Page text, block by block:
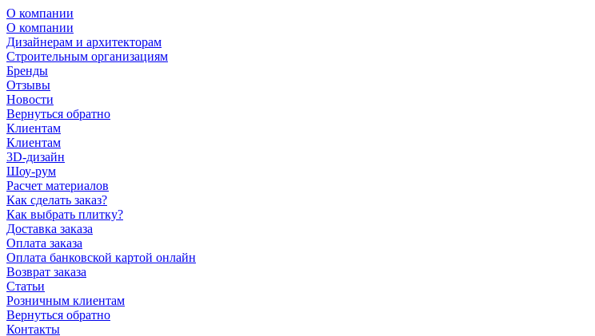
О компании
О компании
Дизайнерам и архитекторам
Строительным организациям
Бренды
Отзывы
Новости
Вернуться обратно
Клиентам
Клиентам
3D-дизайн
Шоу-рум
Расчет материалов
Как сделать заказ?
Как выбрать плитку?
Доставка заказа
Оплата заказа
Оплата банковской картой онлайн
Возврат заказа
Статьи
Розничным клиентам
Вернуться обратно
Контакты